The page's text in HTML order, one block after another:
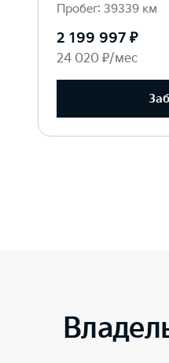
Пробег: 39339 км
2 199 997 ₽
24 020 ₽/мес